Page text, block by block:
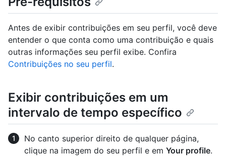
Antes de exibir contribuições em seu perfil, você deve
entender o que conta como uma contribuição e quais
outras informações seu perfil exibe. Confira
Contribuições no seu perfil.
Exibir contribuições em um
intervalo de tempo específico
No canto superior direito de qualquer página,
clique na imagem do seu perfil e em Your profile.